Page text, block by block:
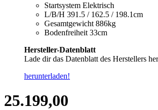
Startsystem Elektrisch
L/B/H 391.5 / 162.5 / 198.1cm
Gesamtgewicht 886kg
Bodenfreiheit 33cm
Hersteller-Datenblatt
Lade dir das Datenblatt des Herstellers
herunterladen!
25.199,00